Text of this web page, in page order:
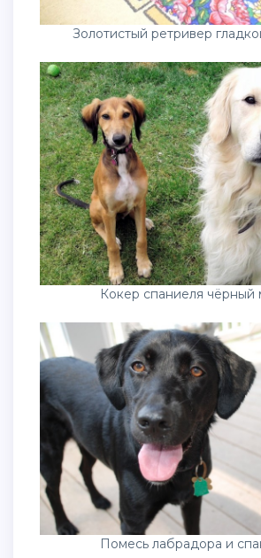
Золотистый ретривер
Кокер спаниеля чёрный
Помесь лабрадора и